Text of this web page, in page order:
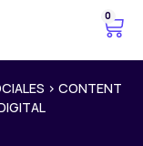
0
C
a
r
> CONTENT